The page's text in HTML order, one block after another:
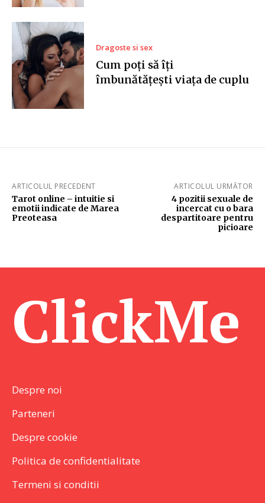
Dragoste si sex
Cum poți să îți
îmbunătățești viața de cuplu
ARTICOLUL PRECEDENT
Tarot online – intuitie si
emotii indicate de Marea
Preoteasa
ARTICOLUL URMĂTOR
4 pozitii sexuale de
incercat cu o bara
despartitoare pentru
picioare
ClickMe
Despre noi
Parteneri
Despre cookie
Politica de confidentialitate
Termeni si conditii